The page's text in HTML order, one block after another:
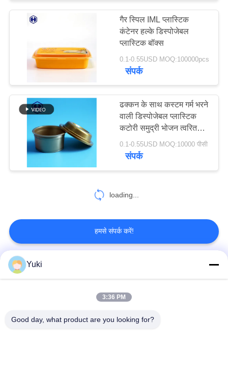
गैर स्पिल IML प्लास्टिक
कंटेनर हल्के डिस्पोजेबल
प्लास्टिक बॉक्स
0.1-0.55USD MOQ:100000pcs
संपर्क
ढक्कन के साथ कस्टम गर्म भरने
वाली डिस्पोजेबल प्लास्टिक
कटोरी समुद्री भोजन त्वरित
भोजन पैकेजिंग
0.1-0.55USD MOQ:10000 पीसी
संपर्क
loading...
हमसे संपर्क करें!
लोकप्रिय श्रेणियां
Yuki
3:36 PM
Good day, what product are you looking for?